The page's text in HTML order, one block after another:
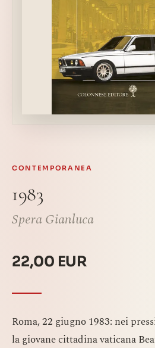
CONTEMPORANEA
1983
Spera Gianluca
22,00 EUR
Roma, 22 giugno 1983: nei
la giovane cittadina vaticana